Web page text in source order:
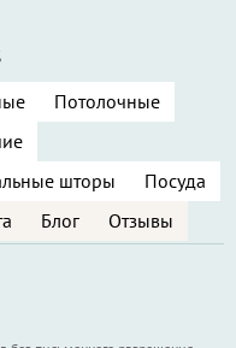
Потолочные
шторы Посуда
Блог Отзывы